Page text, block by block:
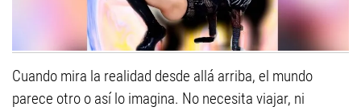
Cuando mira la realidad desde allá arriba, el mundo
parece otro o así lo imagina. No necesita viajar, ni